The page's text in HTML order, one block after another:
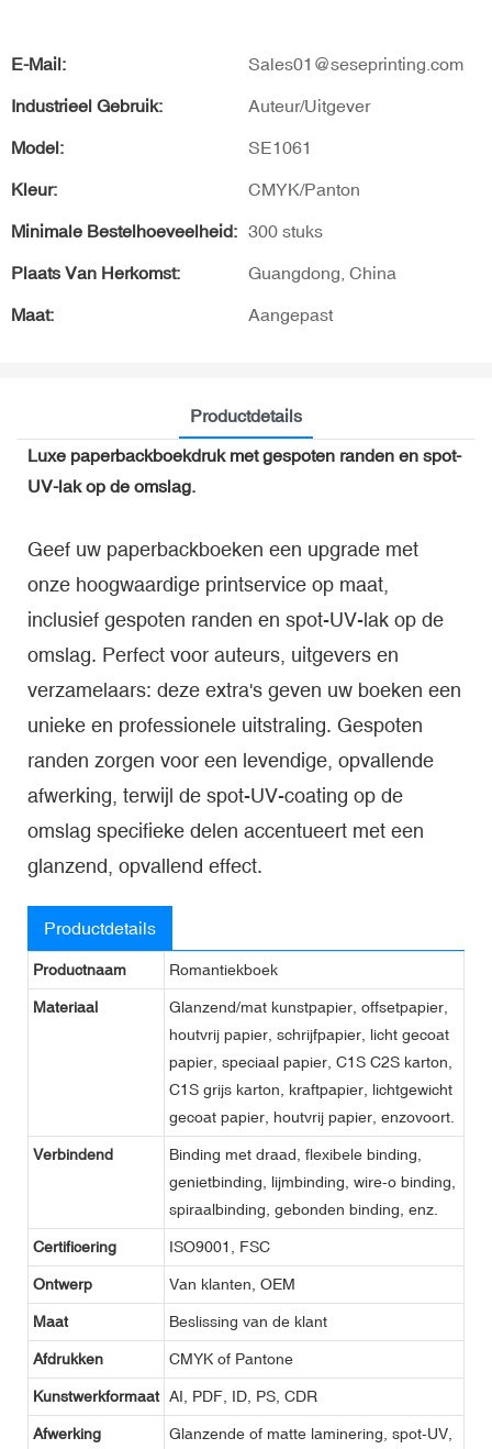
E-Mail: Sales01@seseprinting.com
Industrieel Gebruik: Auteur/Uitgever
Model: SE1061
Kleur: CMYK/Panton
Minimale Bestelhoeveelheid: 300 stuks
Plaats Van Herkomst: Guangdong, China
Maat: Aangepast
Productdetails
Luxe paperbackboekdruk met gespoten randen en spot-
UV-lak op de omslag.
Geef uw paperbackboeken een upgrade met
onze hoogwaardige printservice op maat,
inclusief gespoten randen en spot-UV-lak op de
omslag. Perfect voor auteurs, uitgevers en
verzamelaars: deze extra's geven uw boeken een
unieke en professionele uitstraling. Gespoten
randen zorgen voor een levendige, opvallende
afwerking, terwijl de spot-UV-coating op de
omslag specifieke delen accentueert met een
glanzend, opvallend effect.
Productdetails
Productnaam Romantiekboek
Materiaal
Glanzend/mat kunstpapier, offsetpapier,
houtvrij papier, schrijfpapier, licht gecoat
papier, speciaal papier, C1S C2S karton,
C1S grijs karton, kraftpapier, lichtgewicht
gecoat papier, houtvrij papier, enzovoort.
Verbindend
Binding met draad, flexibele binding,
genietbinding, lijmbinding, wire-o binding,
spiraalbinding, gebonden binding, enz.
Certificering ISO9001, FSC
Ontwerp Van klanten, OEM
Maat Beslissing van de klant
Afdrukken CMYK of Pantone
Kunstwerkformaat AI, PDF, ID, PS, CDR
Afwerking Glanzende of matte laminering, spot-UV,